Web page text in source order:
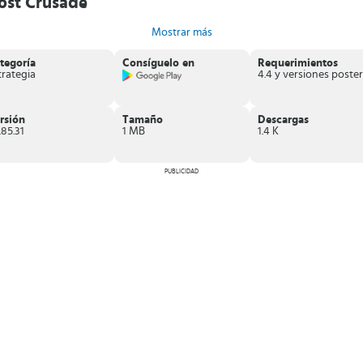
.
Mostrar más
Consíguelo en
Requerimientos
Tamaño
1 MB
Descargas
1.4 K
PUBLICIDAD